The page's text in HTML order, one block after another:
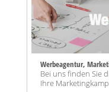
Werbeagentur,
Bei uns finden Sie
Ihre